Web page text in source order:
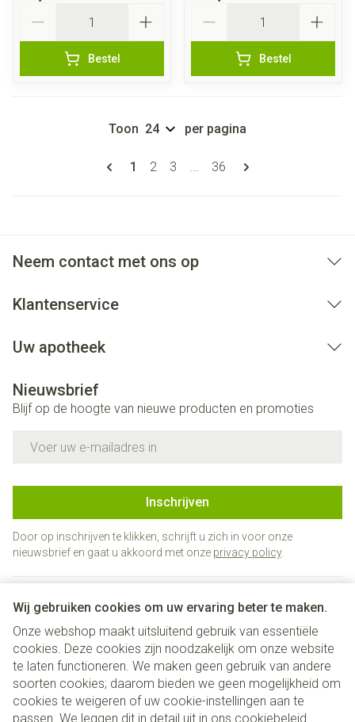
Wij gebruiken cookies om uw ervaring beter te maken.
Onze webshop maakt uitsluitend gebruik van essentiële
cookies. Deze cookies zijn noodzakelijk om onze website
te laten functioneren. We maken geen gebruik van andere
soorten cookies; daarom bieden we geen mogelijkheid om
cookies te weigeren of uw cookie-instellingen aan te
passen. We leggen dit in detail uit in ons cookiebeleid
Bestel Bestel
Pagina's
U lees momenteel pagina
1 Pagina
2 Pagina
3 ... Pagina
36
Toon per pagina
Neem contact met ons op
Klantenservice
Uw apotheek
Nieuwsbrief
Blijf op de hoogte van nieuwe producten en promoties
Inschrijven
Door op inschrijven te klikken, schrijft u zich in voor onze
nieuwsbrief en gaat u akkoord met onze privacy policy.
Juridische links